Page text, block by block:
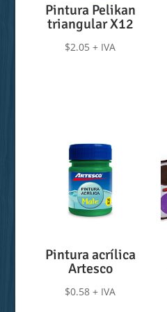
Pintura Pelikan
triangular X12
$2.05 + IVA
Pintura acrílica
Artesco
$0.58 + IVA